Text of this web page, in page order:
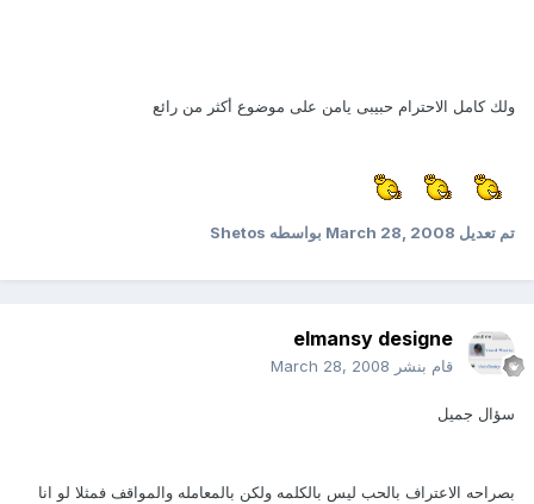
ولك كامل الاحترام حبيبى يامن على موضوع أكثر من رائع
تم تعديلMarch 28, 2008بواسطه Shetos
elmansy designe
قام بنشر March 28, 2008
سؤال جميل
بصراحه الاعتراف بالحب ليس بالكلمه ولكن بالمعامله والمواقف فمثلا لو انا